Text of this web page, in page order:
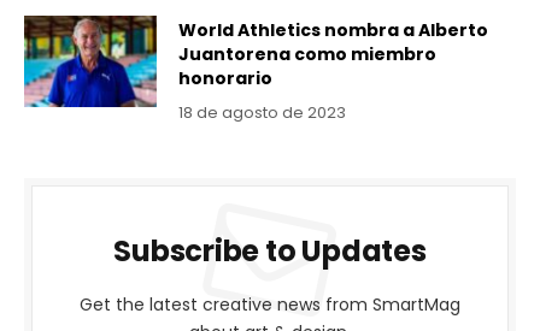
World Athletics nombra a Alberto
Juantorena como miembro
honorario
18 de agosto de 2023
Subscribe to Updates
Get the latest creative news from SmartMag